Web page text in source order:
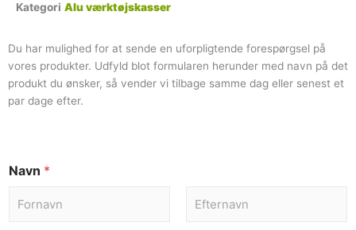
Kategori Alu værktøjskasser
Du har mulighed for at sende en uforpligtende forespørgsel på
vores produkter. Udfyld blot formularen herunder med navn på det
produkt du ønsker, så vender vi tilbage samme dag eller senest et
par dage efter.
Navn *